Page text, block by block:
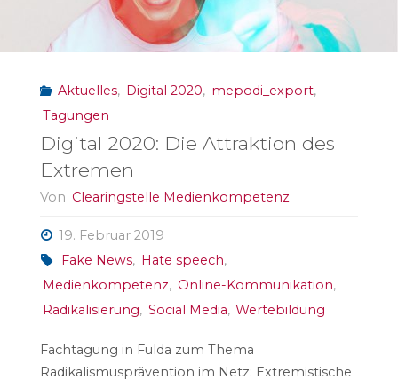
der
Netzwelt"
Aktuelles, Digital 2020, mepodi_export,
Tagungen
Digital 2020: Die Attraktion des
Extremen
Von Clearingstelle Medienkompetenz
19. Februar 2019
Fake News, Hate speech,
Medienkompetenz, Online-Kommunikation,
Radikalisierung, Social Media, Wertebildung
Fachtagung in Fulda zum Thema
Radikalismusprävention im Netz: Extremistische